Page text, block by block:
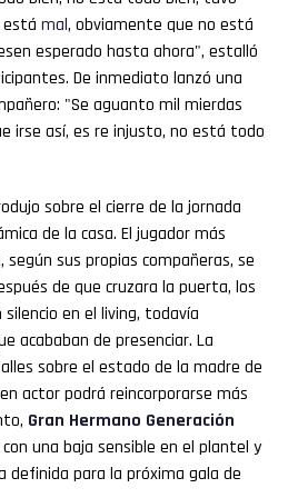
está mal, obviamente que no está
esperado hasta ahora", estalló
De inmediato lanzó una
"Se aguanto mil mierdas
irse así, es re injusto, no está todo
sobre el cierre de la jornada
de la casa. El jugador más
sus propias compañeras, se
de que cruzara la puerta, los
en el living, todavía
acababan de presenciar. La
sobre el estado de la madre de
actor podrá reincorporarse más
Gran Hermano Generación
una baja sensible en el plantel y
definida para la próxima gala de